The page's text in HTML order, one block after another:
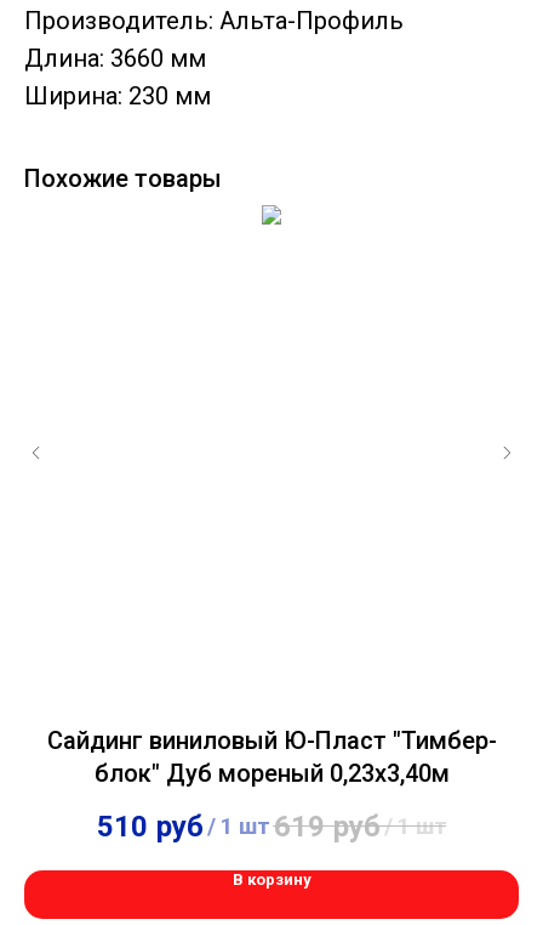
Производитель: Альта-Профиль
Длина: 3660 мм
Ширина: 230 мм
Похожие товары
Сайдинг виниловый Ю-Пласт "Тимбер-
блок" Дуб мореный 0,23х3,40м
510 руб/ 1 шт619 руб/1 шт
В корзину